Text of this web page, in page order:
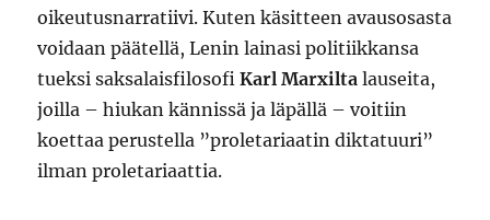
oikeutusnarratiivi. Kuten käsitteen avausosasta
voidaan päätellä, Lenin lainasi politiikkansa
tueksi saksalaisfilosofiKarl Marxilta lauseita,
joilla – hiukan kännissä ja läpällä – voitiin
koettaa perustella ”proletariaatin diktatuuri”
ilman proletariaattia.